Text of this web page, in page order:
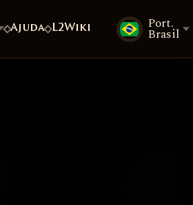
Ajuda L2Wiki Port.
Brasil